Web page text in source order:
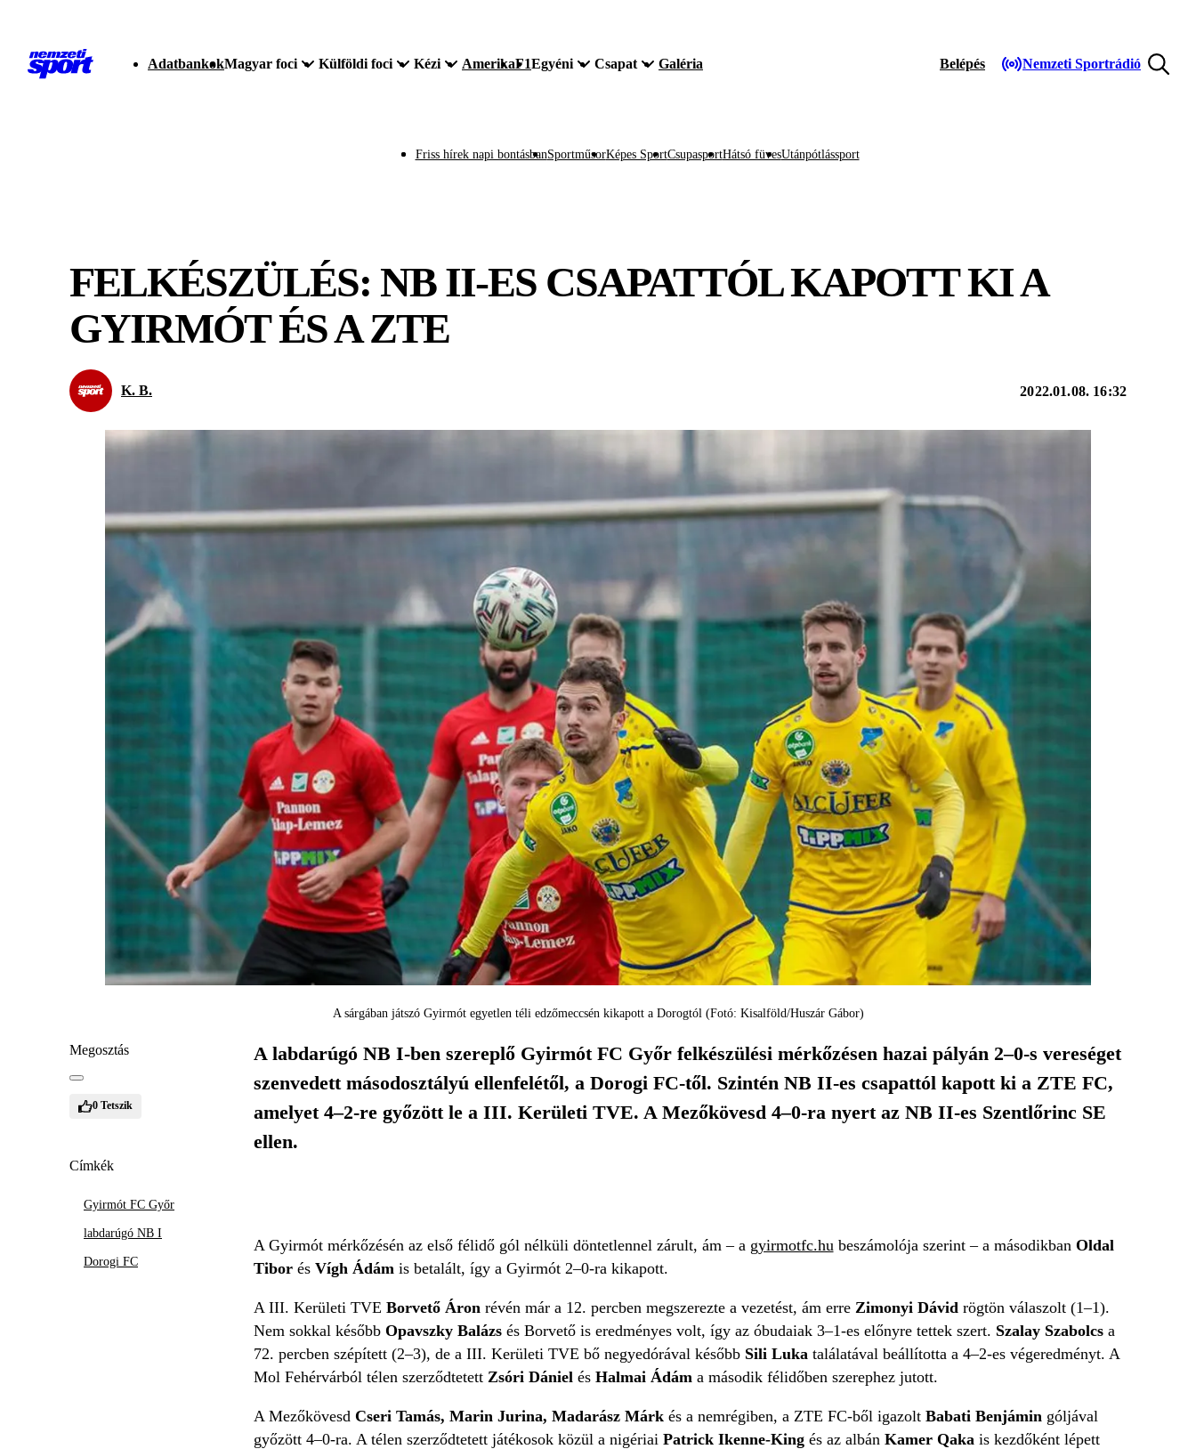
AdatbankokMagyar foci Külföldi foci Kézi AmerikaF1Egyéni Csapat Galéria Belépés Nemzeti Sportrádió
Friss hírek napi bontásbanSportműsorKépes SportCsupasportHátsó füvesUtánpótlássport
FELKÉSZÜLÉS: NB II-ES CSAPATTÓL KAPOTT KI A
GYIRMÓT ÉS A ZTE
K. B. 2022.01.08. 16:32
A sárgában játszó Gyirmót egyetlen téli edzőmeccsén kikapott a Dorogtól (Fotó: Kisalföld/Huszár Gábor)
Megosztás
0 Tetszik
Címkék
Gyirmót FC Győr
labdarúgó NB I
Dorogi FC
A labdarúgó NB I-ben szereplő Gyirmót FC Győr felkészülési mérkőzésen hazai pályán 2–0-s vereséget
szenvedett másodosztályú ellenfelétől, a Dorogi FC-től. Szintén NB II-es csapattól kapott ki a ZTE FC,
amelyet 4–2-re győzött le a III. Kerületi TVE. A Mezőkövesd 4–0-ra nyert az NB II-es Szentlőrinc SE
ellen.
A Gyirmót mérkőzésén az első félidő gól nélküli döntetlennel zárult, ám – a gyirmotfc.hu beszámolója szerint – a másodikban Oldal
Tibor ésVígh Ádám is betalált, így a Gyirmót 2–0-ra kikapott.
A III. Kerületi TVE Borvető Áron révén már a 12. percben megszerezte a vezetést, ám erreZimonyi Dávid rögtön válaszolt (1–1).
Nem sokkal később Opavszky Balázs és Borvető is eredményes volt, így az óbudaiak 3–1-es előnyre tettek szert. Szalay Szabolcs a
72. percben szépített (2–3), de a III. Kerületi TVE bő negyedórával később Sili Luka találatával beállította a 4–2-es végeredményt. A
Mol Fehérvárból télen szerződtetett Zsóri Dániel és Halmai Ádám a második félidőben szerephez jutott.
A Mezőkövesd Cseri Tamás, Marin Jurina, Madarász Márkés a nemrégiben, a ZTE FC-ből igazolt Babati Benjámin góljával
győzött 4–0-ra. A télen szerződtetett játékosok közül a nigériai Patrick Ikenne-King és az albán Kamer Qaka is kezdőként lépett